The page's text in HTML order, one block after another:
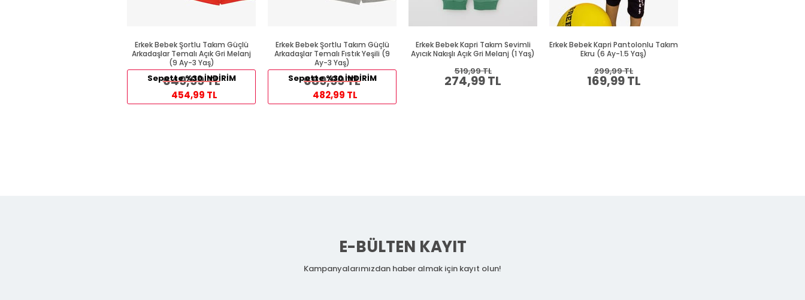
Erkek Bebek Şortlu Takım Güçlü
Arkadaşlar Temalı Açık Gri Melanj
(9 Ay-3 Yaş)
649,99 TL
Sepette %30 İNDİRİM
454,99 TL
Erkek Bebek Şortlu Takım Güçlü
Arkadaşlar Temalı Fıstık Yeşili (9
Ay-3 Yaş)
689,99 TL
Sepette %30 İNDİRİM
482,99 TL
Erkek Bebek Kapri Takım Sevimli
Ayıcık Nakışlı Açık Gri Melanj (1 Yaş)
274,99 TL
519,99 TL
Erkek Bebek Kapri Pantolonlu Takım
Ekru (6 Ay-1.5 Yaş)
169,99 TL
299,99 TL
E-BÜLTEN KAYIT
Kampanyalarımızdan haber almak için kayıt olun!